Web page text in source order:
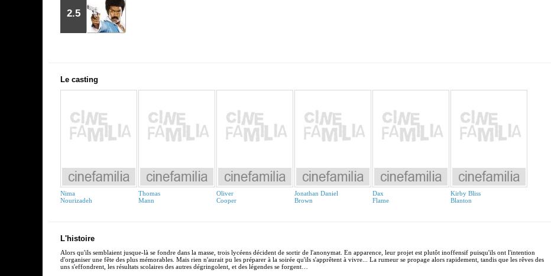
2.5
Le casting
Nima
Nourizadeh
Thomas
Mann
Oliver
Cooper
Jonathan Daniel
Brown
Dax
Flame
Kirby Bliss
Blanton
L'histoire
Alors qu'ils semblaient jusque-là se fondre dans la masse, trois lycéens décident de sortir de l'anonymat. En apparence, leur projet est plutôt inoffensif puisqu'ils ont l'intention
d'organiser une fête des plus mémorables. Mais rien n'aurait pu les préparer à la soirée qu'ils s'apprêtent à vivre... La rumeur se propage alors rapidement, tandis que les rêves des
uns s'effondrent, les résultats scolaires des autres dégringolent, et des légendes se forgent…